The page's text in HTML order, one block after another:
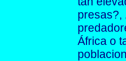
presas?,
África o